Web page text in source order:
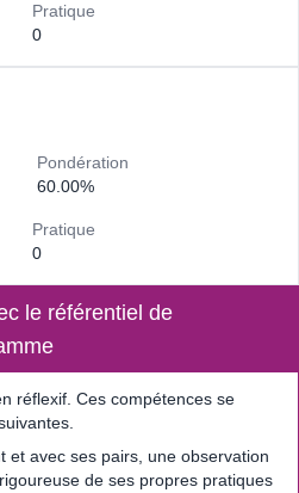
Pratique
0
Pondération
60.00%
Pratique
0
le référentiel de
réflexif. Ces compétences se
et avec ses pairs, une observation
de ses propres pratiques